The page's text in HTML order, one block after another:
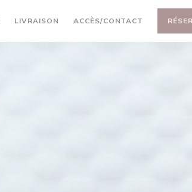
LIVRAISON ((OUVRE UNE NOUVELLE
ACCÈS/CONTACT